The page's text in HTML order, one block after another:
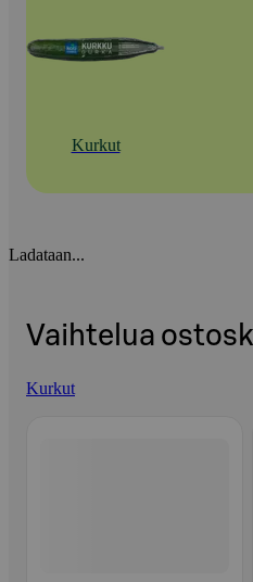
Kurkut
Ladataan...
Vaihtelua
Kurkut